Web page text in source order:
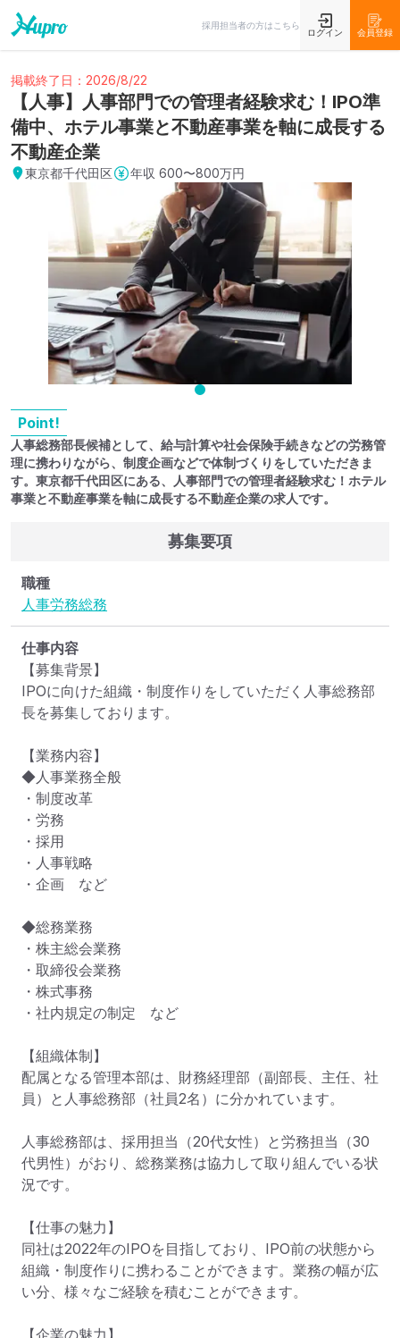
採用担当者の方はこちら
ログイン 会員登録
掲載終了日：2026/8/22
【人事】人事部門での管理者経験求む！IPO準
備中、ホテル事業と不動産事業を軸に成長する
不動産企業
東京都千代田区 年収 600〜800万円
Point!
人事総務部長候補として、給与計算や社会保険手続きなどの労務管
理に携わりながら、制度企画などで体制づくりをしていただきま
す。東京都千代田区にある、人事部門での管理者経験求む！ホテル
事業と不動産事業を軸に成長する不動産企業の求人です。
募集要項
職種
人事労務総務
仕事内容
【募集背景】
IPOに向けた組織・制度作りをしていただく人事総務部
長を募集しております。
【業務内容】
◆人事業務全般
・制度改革
・労務
・採用
・人事戦略
・企画　など
◆総務業務
・株主総会業務
・取締役会業務
・株式事務
・社内規定の制定　など
【組織体制】
配属となる管理本部は、財務経理部（副部長、主任、社
員）と人事総務部（社員2名）に分かれています。
人事総務部は、採用担当（20代女性）と労務担当（30
代男性）がおり、総務業務は協力して取り組んでいる状
況です。
【仕事の魅力】
同社は2022年のIPOを目指しており、IPO前の状態から
組織・制度作りに携わることができます。業務の幅が広
い分、様々なご経験を積むことができます。